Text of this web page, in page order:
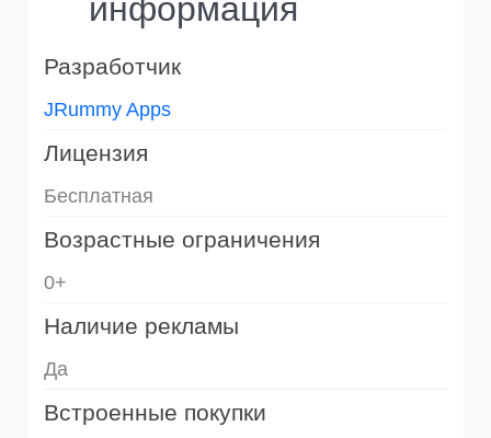
информация
Разработчик
JRummy Apps
Лицензия
Бесплатная
Возрастные ограничения
0+
Наличие рекламы
Да
Встроенные покупки